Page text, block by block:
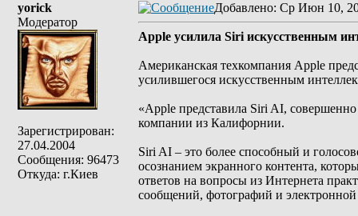
yorick
Модератор
Зарегистрирован:
27.04.2004
Сообщения: 96473
Откуда: г.Киев
Добавлено: Ср Июн 10,
Apple усилила Siri искусственным
Американская техкомпания Apple
усилившегося искусственным
«Apple представила Siri AI,
компании из Калифорнии.
Siri AI – это более способный и
осознанием экранного контента,
ответов на вопросы из Интернета
сообщений, фотографий и